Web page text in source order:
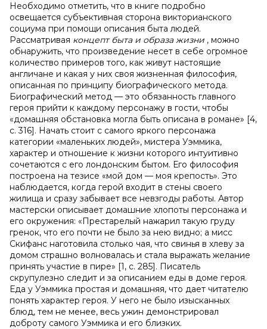
Необходимо отметить, что в книге подробно
освещается субъективная сторона викторианского
социума при помощи описания быта людей.
Рассматривая концепт быта и образа жизни , можно
обнаружить, что произведение несет в себе огромное
количество примеров того, как живут настоящие
англичане и какая у них своя жизненная философия,
описанная по принципу биографического метода.
Биографический метод — это обязанность главного
героя прийти к каждому персонажу в гости, чтобы
«домашняя обстановка могла быть описана в романе» [4,
с. 316]. Начать стоит с самого яркого персонажа
категории «маленьких людей», мистера Уэммика,
характер и отношение к жизни которого интуитивно
сочетаются с его лондонским бытом. Его философия
построена на тезисе «мой дом — моя крепость». Это
наблюдается, когда герой входит в стены своего
жилища и сразу забывает все невзгоды работы. Автор
мастерски описывает домашние хлопоты персонажа и
его окружения: «Престарелый нажарил такую груду
гренок, что его почти не было за нею видно; а мисс
Скифанс наготовила столько чая, что свинья в хлеву за
домом страшно волновалась и стала выражать желание
принять участие в пире» [1, с. 285]. Писатель
скрупулезно следит и за описанием еды в доме героя.
Еда у Уэммика простая и домашняя, что дает читателю
понять характер героя. У него не было изысканных
блюд, тем не менее, весь ужин демонстрировал
доброту самого Уэммика и его близких.